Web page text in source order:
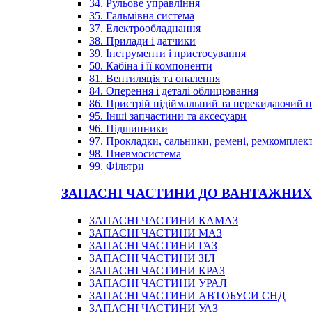
34. Рульове управління
35. Гальмівна система
37. Електрообладнання
38. Прилади і датчики
39. Інструменти і пристосування
50. Кабіна і її компоненти
81. Вентиляція та опалення
84. Оперення і деталі облицювання
86. Пристрій підіймальний та перекидаючий
95. Інші запчастини та аксесуари
96. Підшипники
97. Прокладки, сальники, ремені,
98. Пневмосистема
99. Фільтри
ЗАПАСНІ ЧАСТИНИ ДО
ЗАПАСНІ ЧАСТИНИ КАМАЗ
ЗАПАСНІ ЧАСТИНИ МАЗ
ЗАПАСНІ ЧАСТИНИ ГАЗ
ЗАПАСНІ ЧАСТИНИ ЗІЛ
ЗАПАСНІ ЧАСТИНИ КРАЗ
ЗАПАСНІ ЧАСТИНИ УРАЛ
ЗАПАСНІ ЧАСТИНИ АВТОБУСИ СНД
ЗАПАСНІ ЧАСТИНИ УАЗ